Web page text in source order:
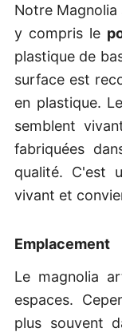
Notre
y compris le
plastique de
surface est
en plastique.
semblent
fabriquées
qualité. C'est
vivant et
Emplacement
Le magnolia
espaces.
plus souvent